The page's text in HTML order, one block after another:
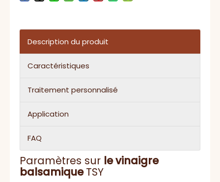
Description du produit
Caractéristiques
Traitement personnalisé
Application
FAQ
Paramètres sur le vinaigre
balsamiqueTSY